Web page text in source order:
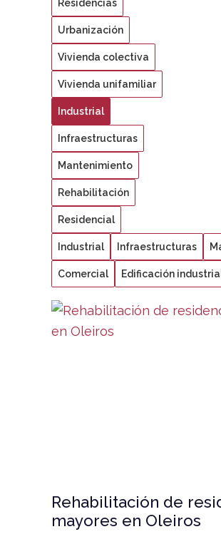
Residencias
Urbanización
Vivienda colectiva
Vivienda unifamiliar
Industrial
Infraestructuras
Mantenimiento
Rehabilitación
Residencial
Industrial Infraestructuras
Comercial Edificación
Rehabilitación de
mayores en Oleiros